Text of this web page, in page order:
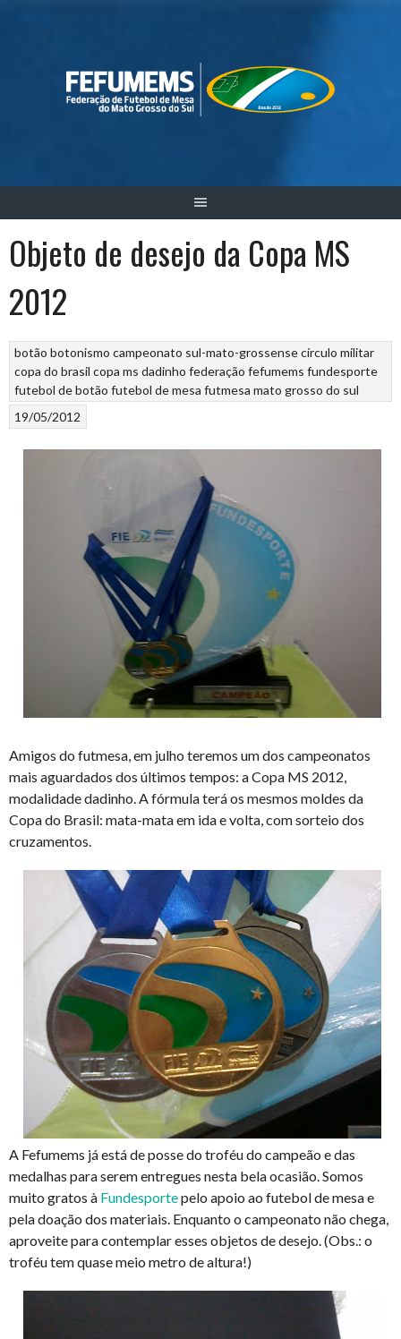
Objeto de desejo da Copa MS
2012
botão botonismo campeonato sul-mato-grossensecírculo militar
copa do brasil copa ms dadinho federação fefumems fundesporte
futebol de botão futebol de mesa futmesa mato grosso do sul
19/05/2012
Amigos do futmesa, em julho teremos um dos campeonatos
mais aguardados dos últimos tempos: a Copa MS 2012,
modalidade dadinho. A fórmula terá os mesmos moldes da
Copa do Brasil: mata-mata em ida e volta, com sorteio dos
cruzamentos.
A Fefumems já está de posse do troféu do campeão e das
medalhas para serem entregues nesta bela ocasião. Somos
muito gratos à Fundesportepelo apoio ao futebol de mesa e
pela doação dos materiais. Enquanto o campeonato não chega,
aproveite para contemplar esses objetos de desejo. (Obs.: o
troféu tem quase meio metro de altura!)